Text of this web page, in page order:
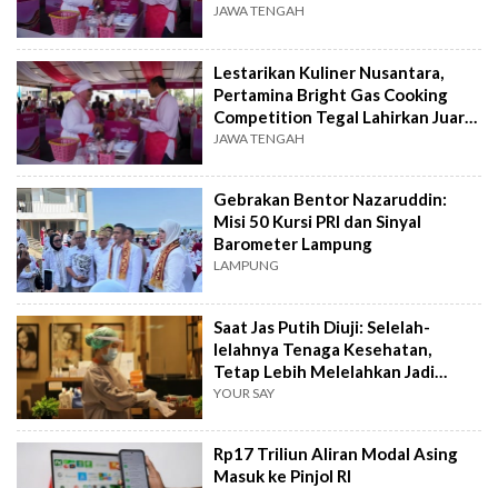
Baru
JAWA TENGAH
Lestarikan Kuliner Nusantara,
Pertamina Bright Gas Cooking
Competition Tegal Lahirkan Juara
Baru
JAWA TENGAH
Gebrakan Bentor Nazaruddin:
Misi 50 Kursi PRI dan Sinyal
Barometer Lampung
LAMPUNG
Saat Jas Putih Diuji: Selelah-
lelahnya Tenaga Kesehatan,
Tetap Lebih Melelahkan Jadi
Pasien
YOUR SAY
Rp17 Triliun Aliran Modal Asing
Masuk ke Pinjol RI